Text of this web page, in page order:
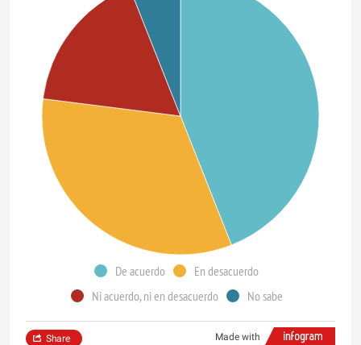
De acuerdo
En desacuerdo
Ni acuerdo, ni en desacuerdo
No sabe
Made with
Share